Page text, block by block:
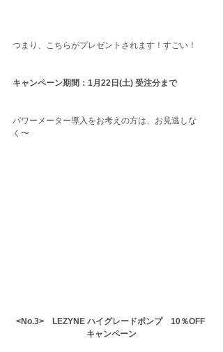
つまり、こちらがプレゼントされます！すごい！
キャンペーン期間：1月22日(土) 受注分まで
パワーメーター導入をお考えの方は、お見逃しな
く〜
<No.3>　LEZYNE ハイグレードポンプ　10％OFF
キャンペーン